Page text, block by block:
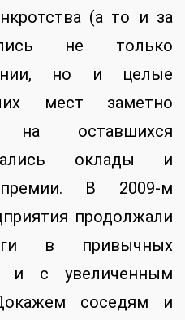
(а то и за
не только
но и целые
мест заметно
на оставшихся
оклады и
премии. В 2009-м
продолжали
в привычных
и с увеличенным
соседям и